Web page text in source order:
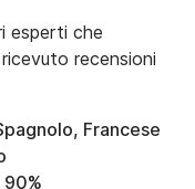
esperti che
recensioni
Francese